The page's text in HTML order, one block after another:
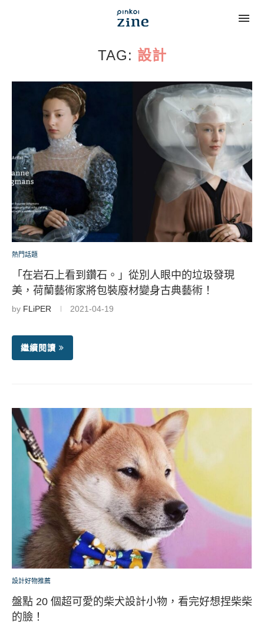
TAG: 設計
熱門話題
「在岩石上看到鑽石。」從別人眼中的垃圾發現
美，荷蘭藝術家將包裝廢材變身古典藝術！
by FLiPER 2021-04-19
繼續閱讀
設計好物推薦
盤點 20 個超可愛的柴犬設計小物，看完好想捏柴柴
的臉！